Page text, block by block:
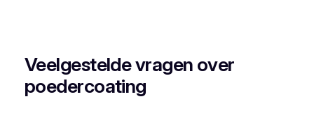
Veelgestelde vragen over
poedercoating